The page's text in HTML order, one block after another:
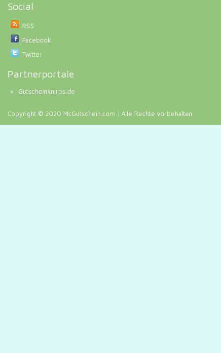
Social
RSS
Facebook
Twitter
Partnerportale
Gutscheinknirps.de
Copyright © 2020 McGutschein.com | Alle Rechte vorbehalten